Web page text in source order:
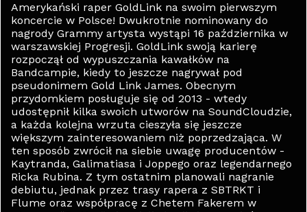
Amerykański raper GoldLink na swoim pierwszym
koncercie w Polsce! Dwukrotnie nominowany do
nagrody Grammy artysta wystąpi 16 października w
warszawskiej Progresji. GoldLink swoją karierę
rozpoczął od wypuszczania kawałków na
Bandcampie, kiedy to jeszcze nagrywał pod
pseudonimem Gold Link James. Obecnym
przydomkiem posługuje się od 2013 - wtedy
udostępnił kilka swoich utworów na SoundCloudzie,
a każda kolejna wrzuta cieszyła się jeszcze
większym zainteresowaniem niż poprzedzająca. W
ten sposób zwrócił na siebie uwagę producentów -
Kaytranda, Galimatiasa i Joppego oraz legendarnego
Ricka Rubina. Z tym ostatnim planowali nagranie
debiutu, jednak przez trasy rapera z SBTRKT i
Flume oraz współpracę z Chetem Fakerem w